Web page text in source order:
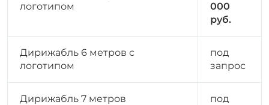
логотипом
000
руб.
Дирижабль 6 метров с
логотипом
под
запрос
Дирижабль 7 метров
под